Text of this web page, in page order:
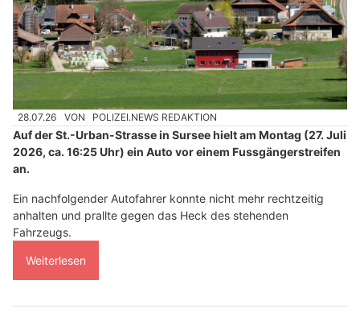
28.07.26 VON POLIZEI.NEWS REDAKTION
Auf der St.-Urban-Strasse in Sursee hielt am Montag (27. Juli
2026, ca. 16:25 Uhr) ein Auto vor einem Fussgängerstreifen
an.
Ein nachfolgender Autofahrer konnte nicht mehr rechtzeitig
anhalten und prallte gegen das Heck des stehenden
Fahrzeugs.
Weiterlesen